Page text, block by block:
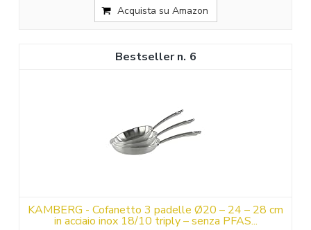
Acquista su Amazon
6
KAMBERG - Cofanetto 3 padelle Ø20 – 24 – 28 cm
in acciaio inox 18/10 triply – senza PFAS...